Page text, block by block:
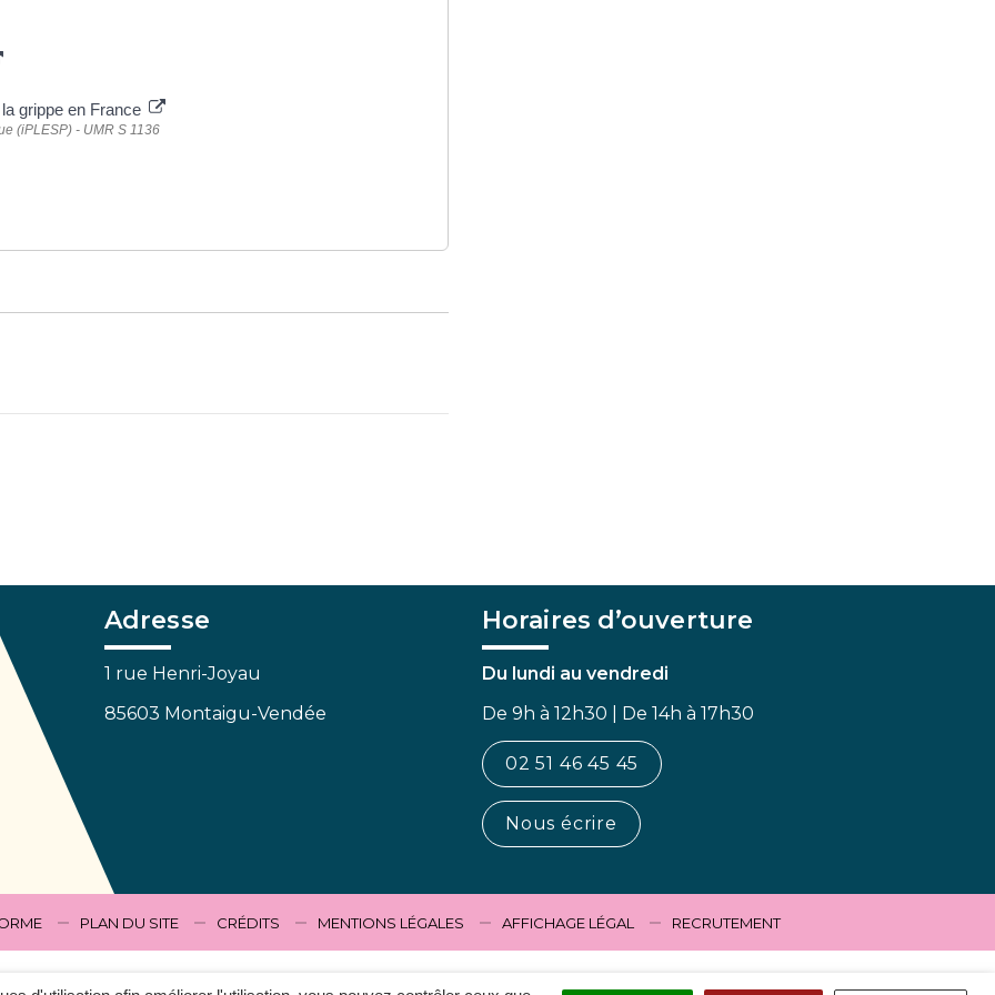
grippe en France
(iPLESP) - UMR S 1136
Adresse
1 rue Henri-Joyau
85603 Montaigu-Vendée
Horaires d’ouverture
Du lundi au vendredi
De 9h à 12h30 | De 14h à 17h30
02 51 46 45 45
Nous écrire
PLAN DU SITE CRÉDITS MENTIONS LÉGALES AFFICHAGE LÉGAL RECRUTEMENT